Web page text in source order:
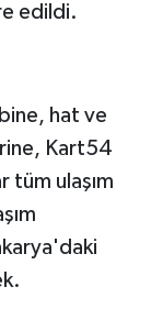
edildi.
hat ve
Kart54
tüm ulaşım